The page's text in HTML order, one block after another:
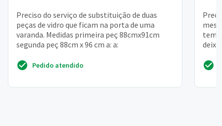
Preciso do serviço de substituição de duas
peças de vidro que ficam na porta de uma
varanda. Medidas primeira peç 88cmx91cm
segunda peç 88cm x 96 cm a: a:
Pedido atendido
tem
deixa